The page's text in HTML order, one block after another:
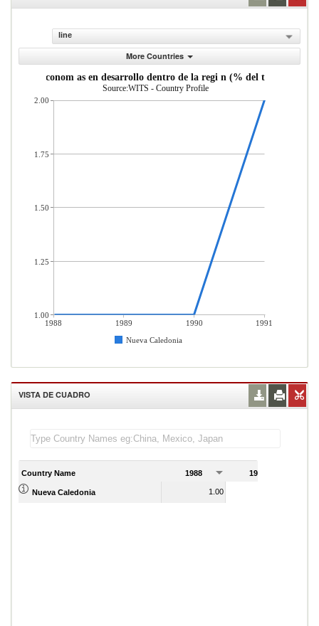
line
More Countries
desde econom as en desarrollo dentro de la regi n (% del total de
Source:WITS - Country Profile
1988 1989 1990
1991
Nueva Caledonia
2.00
1.75
1.50
1.25
1.00
VISTA DE CUADRO
Country Name 1988 1989
Nueva Caledonia 1.00